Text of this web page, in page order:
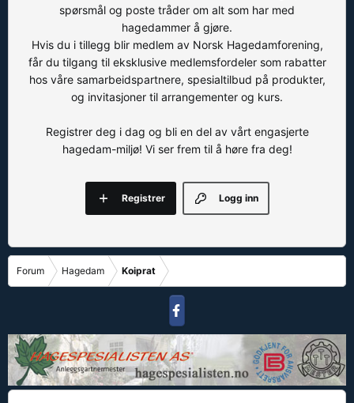
spørsmål og poste tråder om alt som har med
hagedammer å gjøre.
Hvis du i tillegg blir medlem av Norsk Hagedamforening,
får du tilgang til eksklusive medlemsfordeler som rabatter
hos våre samarbeidspartnere, spesialtilbud på produkter,
og invitasjoner til arrangementer og kurs.
Registrer deg i dag og bli en del av vårt engasjerte
hagedam-miljø! Vi ser frem til å høre fra deg!
Logg inn
Registrer
Forum Hagedam Koiprat